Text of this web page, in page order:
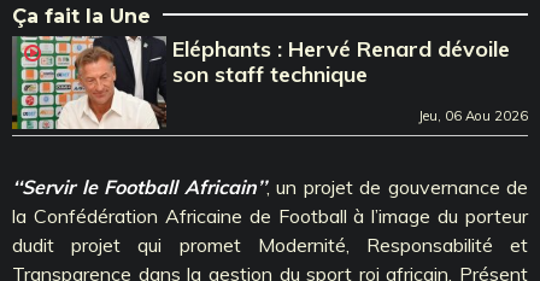
Ça fait la Une
Eléphants : Hervé Renard dévoile
son staff technique
Jeu, 06 Aou 2026
‘‘Servir le Football Africain’’, un projet de gouvernance de
la Confédération Africaine de Football à l’image du porteur
dudit projet qui promet Modernité, Responsabilité et
Transparence dans la gestion du sport roi africain. Présent